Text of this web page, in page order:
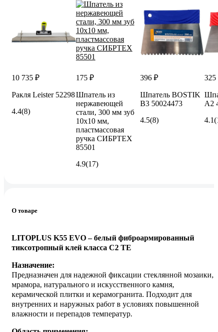
10 735 ₽
Ракля Leister 52298
4.4(8)
175 ₽
Шпатель из
нержавеющей
стали, 300 мм зуб
10х10 мм,
пластмассовая
ручка СИБРТЕХ
85501
4.9(17)
396 ₽
Шпатель BOSTIK
В3 50024473
4.5(8)
325
А2
4.1
О товаре
LITOPLUS K55 EVO – белый фиброармированный
тиксотропный клей класса С2 ТE
Назначение:
Предназначен для надежной фиксации стеклянной мозаики,
мрамора, натурального и искусственного камня,
керамической плитки и керамогранита. Подходит для
внутренних и наружных работ в условиях повышенной
влажности и перепадов температур.